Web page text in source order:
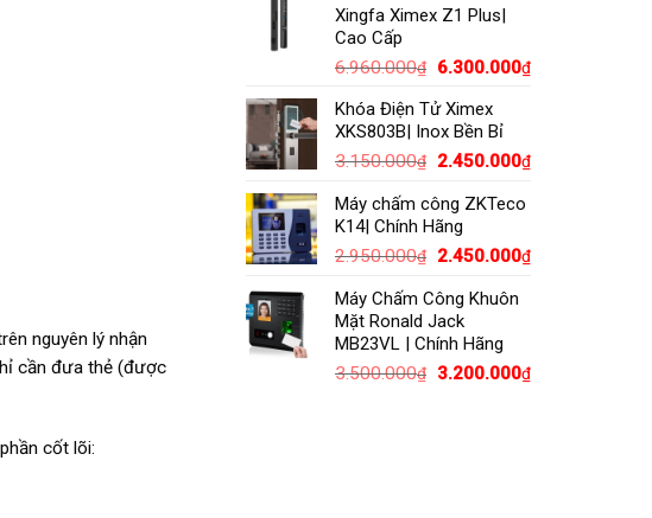
nguyên lý nhận
cần đưa thẻ (được
cốt lõi:
9.990.000₫.
Xingfa Ximex Z1 Plus|
Cao Cấp
6.960.000₫
Giá
là:
6.960.000₫.
6.300.000₫Giá
6.300.000₫.
Khóa Điện Tử Ximex
XKS803B| Inox Bền Bỉ
3.150.000₫
Giá
là:
3.150.000₫.
2.450.000₫Giá
2.450.000₫.
Máy chấm công ZKTeco
K14| Chính Hãng
2.950.000₫
Giá
là:
2.950.000₫.
2.450.000₫Giá
Máy Chấm Công Khuôn
Mặt Ronald Jack
MB23VL | Chính Hãng
3.500.000₫
Giá
3.200.000₫Giá